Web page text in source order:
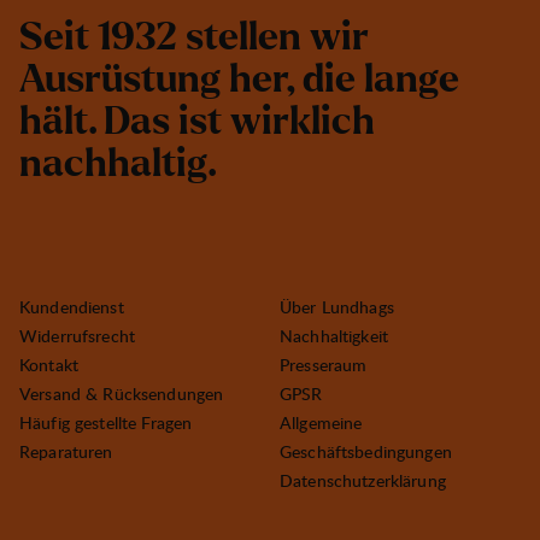
Seit 1932 stellen wir
Ausrüstung her, die lange
hält. Das ist wirklich
nachhaltig.
Kundendienst
Widerrufsrecht
Kontakt
Versand & Rücksendungen
Häufig gestellte Fragen
Reparaturen
Über Lundhags
Nachhaltigkeit
Presseraum
GPSR
Allgemeine
Geschäftsbedingungen
Datenschutzerklärung